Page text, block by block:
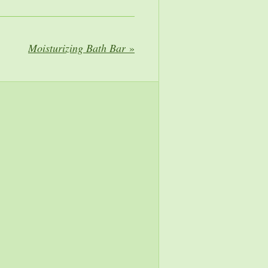
Moisturizing Bath Bar »